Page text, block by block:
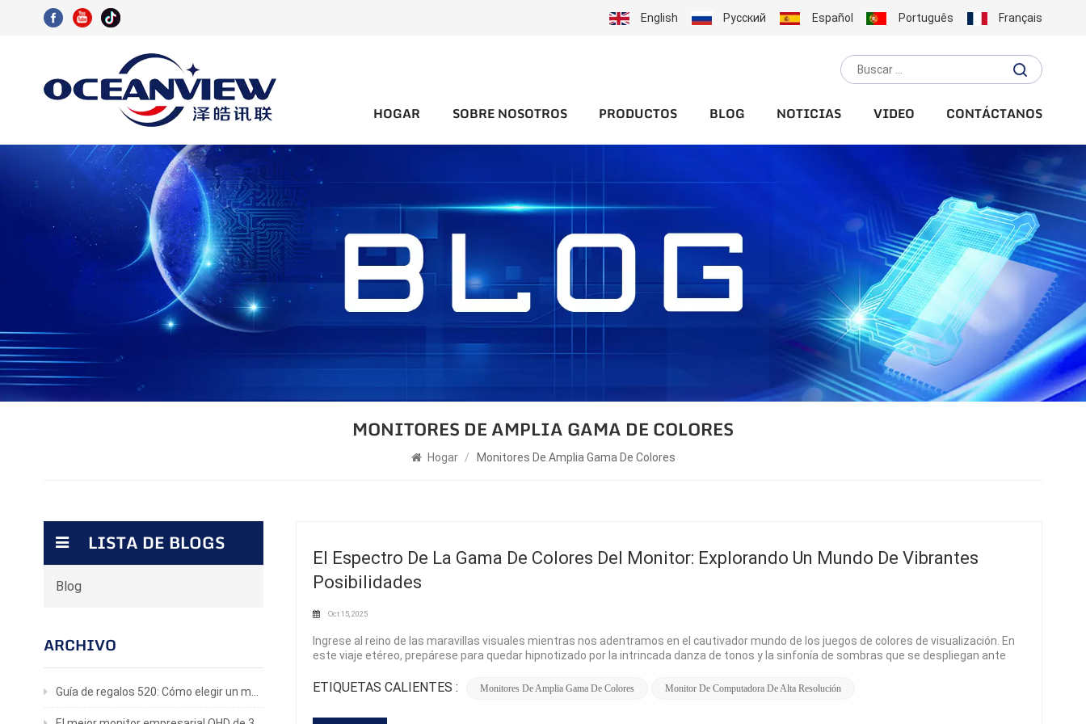
English Русский Español Português Français
HOGAR SOBRE NOSOTROS PRODUCTOS BLOG NOTICIAS VIDEO CONTÁCTANOS
MONITORES DE AMPLIA GAMA DE COLORES
Hogar / Monitores De Amplia Gama De Colores
El Espectro De La Gama De Colores Del Monitor: Explorando Un Mundo De Vibrantes
Posibilidades
Oct 15, 2025
Ingrese al reino de las maravillas visuales mientras nos adentramos en el cautivador mundo de los juegos de colores de visualización. En
este viaje etéreo, prepárese para quedar hipnotizado por la intrincada danza de tonos y la sinfonía de sombras que se despliegan ante
extiende infinitamente, esperando ser adornado con un caleidoscopio de colores. La gama de colores de un monitor determina la amplitud
ETIQUETAS CALIENTES : Monitores De Amplia Gama De Colores Monitor De Computadora De Alta Resolución
LISTA DE BLOGS
Blog
ARCHIVO
Guía de regalos 520: Cómo elegir un monitor para juegos que realmente le encantará.